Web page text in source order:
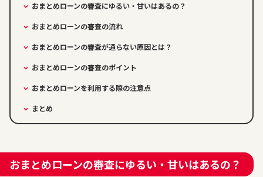
おまとめローンの審査にゆるい・甘いはあるの？
おまとめローンの審査の流れ
おまとめローンの審査が通らない原因とは？
おまとめローンの審査のポイント
おまとめローンを利用する際の注意点
まとめ
おまとめローンの審査にゆるい・甘いはあるの？